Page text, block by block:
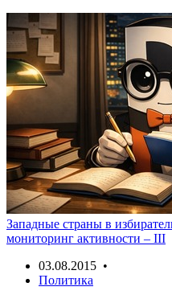
Западные страны в
мониторинг активности – III
03.08.2015 •
Политика